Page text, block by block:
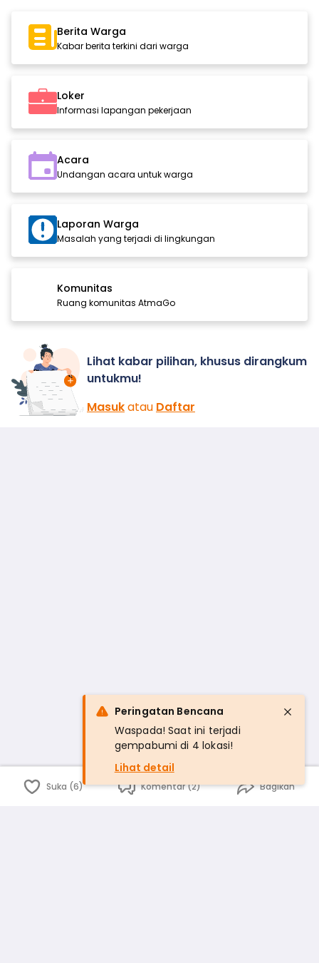
Berita Warga
Kabar berita terkini dari warga
Loker
Informasi lapangan pekerjaan
Acara
Undangan acara untuk warga
Laporan Warga
Masalah yang terjadi di lingkungan
Komunitas
Ruang komunitas AtmaGo
Lihat kabar pilihan, khusus dirangkum
untukmu!
Masukatau Daftar
Suka (6) Komentar (2) Bagikan
Peringatan Bencana
Waspada! Saat ini terjadi
gempabumi di 4 lokasi!
Lihat detail